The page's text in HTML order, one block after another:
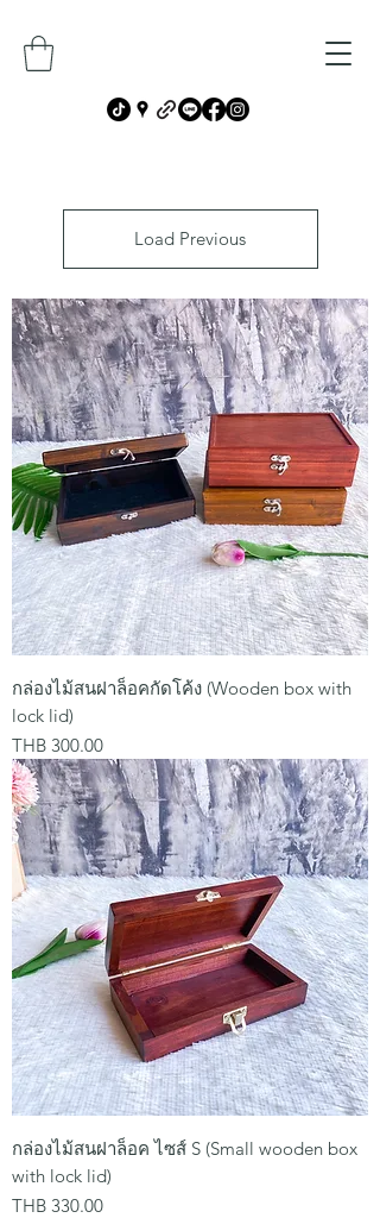
Load Previous
กล่องไม้สนฝาล็อคกัดโค้ง (Wooden box with
lock lid)
Price
THB 300.00
กล่องไม้สนฝาล็อค ไซส์ S (Small wooden box
with lock lid)
Price
THB 330.00